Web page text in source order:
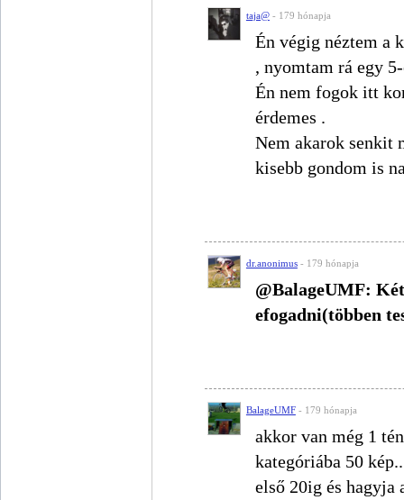
taja@ - 179 hónapja
Én végig néztem a
, nyomtam rá egy
Én nem fogok itt
érdemes .
Nem akarok senkit
kisebb gondom is
dr.anonimus - 179 hónapja
@BalageUMF:
efogadni(többen
BalageUMF - 179 hónapja
akkor van még 1
kategóriába 50
első 20ig és hagyja